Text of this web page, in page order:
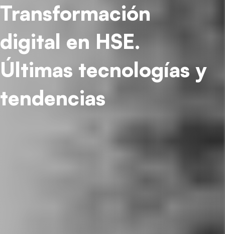
Transformación
digital en HSE.
Últimas tecnologías y
tendencias